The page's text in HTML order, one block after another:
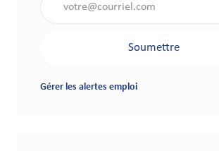
Soumettre
Gérer les alertes emploi